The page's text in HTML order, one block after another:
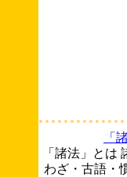
「
「諸法」とは
わざ・古語・